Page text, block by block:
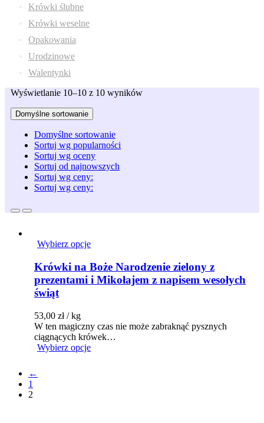
Krówki ślubne
Krówki weselne
Opakowania
Urodzinowe
Walentynki
Wyświetlanie 10–10 z 10 wyników
Domyślne sortowanie
Domyślne sortowanie
Sortuj wg popularności
Sortuj wg oceny
Sortuj od najnowszych
Sortuj wg ceny:
Sortuj wg ceny:
Wybierz opcje
Krówki na Boże Narodzenie zielony z
prezentami i Mikołajem z napisem wesołych
świąt
53,00 zł / kg
W ten magiczny czas nie może zabraknąć pysznych
ciągnących krówek…
Wybierz opcje
←
1
2